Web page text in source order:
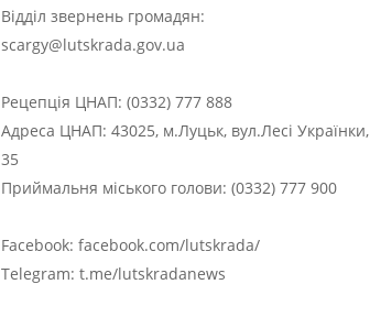
Відділ звернень громадян:
scargy@lutskrada.gov.ua
Рецепція ЦНАП: (0332) 777 888
Адреса ЦНАП: 43025, м.Луцьк, вул.Лесі Українки,
35
Приймальня міського голови: (0332) 777 900
Facebook: facebook.com/lutskrada/
Telegram: t.me/lutskradanews